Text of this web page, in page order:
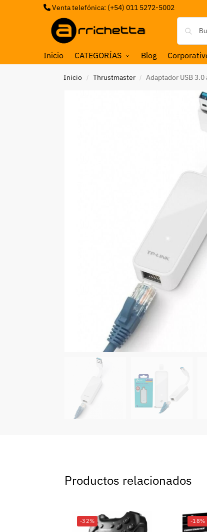
Venta telefónica: (+54) 011 5272-5002
Inicio CATEGORÍAS Blog
Inicio / Thrustmaster / Adaptador USB
Productos relacionados
-32% -18%